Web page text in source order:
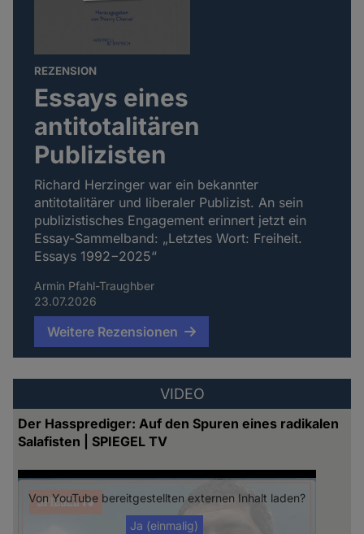
REZENSION
Essays eines
antitotalitären
Publizisten
Richard Herzinger war ein bekannter
antitotalitärer und liberaler Publizist. An sein
publizistisches Engagement erinnert jetzt ein
Essay-Sammelband: „Letztes Wort: Freiheit.
Essays 1992−2025“
Armin Pfahl-Traughber
23.07.2026
Weitere Rezensionen
VIDEO
Der Hassprediger: Auf den Spuren eines radikalen
Salafisten | SPIEGEL TV
VonYouTube bereitgestellten externen Inhalt laden?
Ja (einmalig)